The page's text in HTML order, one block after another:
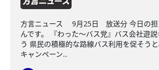
方言ニュース 9月25日 放送分 今日の担
んです。 『わった～バス党』バス会社遊
う 県民の積極的な路線バス利用を促そうと
キャンペーン...